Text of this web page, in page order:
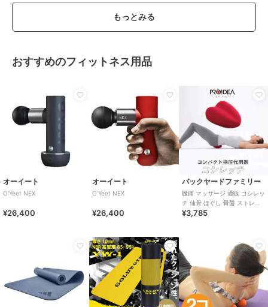
もっとみる
おすすめのフィットネス用品
オーイート
O'Yeet NEX
¥26,400
オーイート
O'Yeet NEX
¥26,400
バックヤードファミリー
腰痛 マッサージ 通販 コシレッ
チ 仙骨 ほぐし 骨盤 ストレッ
チ ストレッチャー 指圧 代用
¥3,785